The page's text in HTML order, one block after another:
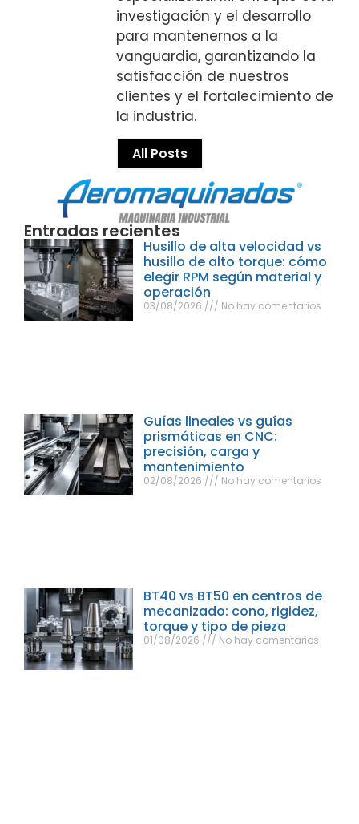
investigación y el desarrollo
para mantenernos a la
vanguardia, garantizando la
satisfacción de nuestros
clientes y el fortalecimiento de
la industria.
All Posts
Entradas recientes
Husillo de alta velocidad vs
husillo de alto torque: cómo
elegir RPM según material y
operación
03/08/2026 No hay comentarios
Guías lineales vs guías
prismáticas en CNC:
precisión, carga y
mantenimiento
02/08/2026 No hay comentarios
BT40 vs BT50 en centros de
mecanizado: cono, rigidez,
torque y tipo de pieza
01/08/2026 No hay comentarios